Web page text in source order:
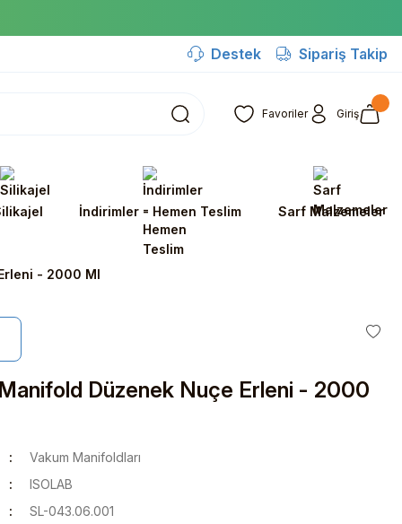
Destek Sipariş Takip
Favoriler Giriş
İndirimler - Hemen Teslim Sarf Malzemeler
- 2000 Ml
Düzenek Nuçe Erleni - 2000
Vakum Manifoldları
ISOLAB
SL-043.06.001